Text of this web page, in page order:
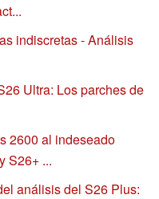
indiscretas - Análisis
Ultra: Los parches de
2600 al indeseado
S26+ ...
análisis del S26 Plus: